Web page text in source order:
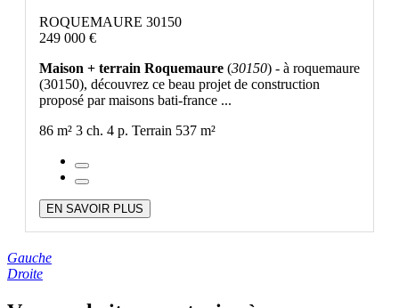
ROQUEMAURE 30150
249 000 €
Maison + terrain Roquemaure (30150) - à roquemaure
(30150), découvrez ce beau projet de construction
proposé par maisons bati-france ...
86 m² 3 ch. 4 p. Terrain 537 m²
EN SAVOIR PLUS
Gauche
Droite